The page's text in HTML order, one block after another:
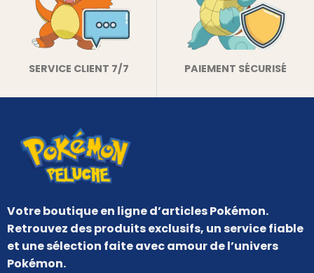
SERVICE CLIENT 7/7 PAIEMENT SÉCURISÉ
Votre boutique en ligne d’articles Pokémon.
Retrouvez des produits exclusifs, un service fiable
et une sélection faite avec amour de l’univers
Pokémon.